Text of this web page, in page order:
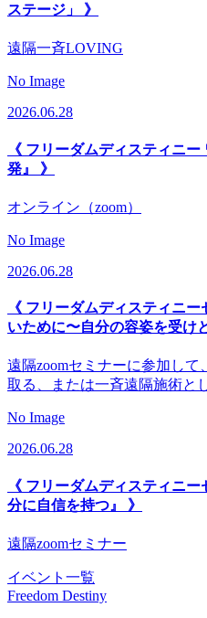
ステージ」 》
遠隔一斉LOVING
No Image
2026.06.28
《 フリーダムディスティニ
発』 》
オンライン（zoom）
No Image
2026.06.28
《 フリーダムディスティニ
いために〜自分の容姿を受け
遠隔zoomセミナーに参加し
取る、または一斉遠隔施術と
No Image
2026.06.28
《 フリーダムディスティニ
分に自信を持つ』 》
遠隔zoomセミナー
イベント一覧
Freedom Destiny